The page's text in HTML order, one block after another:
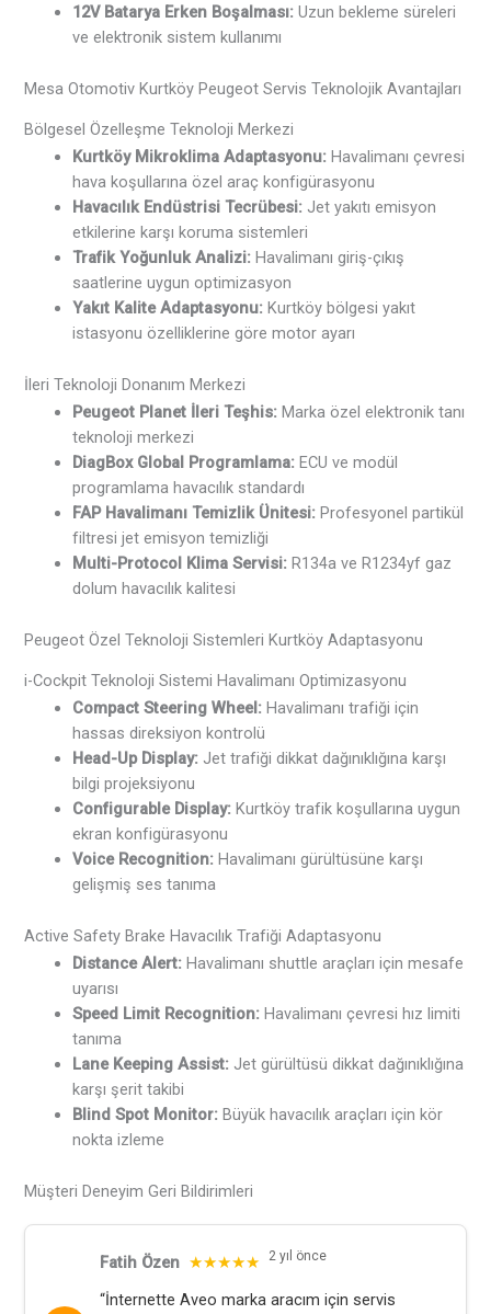
12V Batarya Erken Boşalması: Uzun bekleme süreleri
ve elektronik sistem kullanımı
Mesa Otomotiv Kurtköy Peugeot Servis Teknolojik Avantajları
Bölgesel Özelleşme Teknoloji Merkezi
Kurtköy Mikroklima Adaptasyonu: Havalimanı çevresi
hava koşullarına özel araç konfigürasyonu
Havacılık Endüstrisi Tecrübesi: Jet yakıtı emisyon
etkilerine karşı koruma sistemleri
Trafik Yoğunluk Analizi: Havalimanı giriş-çıkış
saatlerine uygun optimizasyon
Yakıt Kalite Adaptasyonu: Kurtköy bölgesi yakıt
istasyonu özelliklerine göre motor ayarı
İleri Teknoloji Donanım Merkezi
Peugeot Planet İleri Teşhis: Marka özel elektronik tanı
teknoloji merkezi
DiagBox Global Programlama: ECU ve modül
programlama havacılık standardı
FAP Havalimanı Temizlik Ünitesi: Profesyonel partikül
filtresi jet emisyon temizliği
Multi-Protocol Klima Servisi: R134a ve R1234yf gaz
dolum havacılık kalitesi
Peugeot Özel Teknoloji Sistemleri Kurtköy Adaptasyonu
i-Cockpit Teknoloji Sistemi Havalimanı Optimizasyonu
Compact Steering Wheel: Havalimanı trafiği için
hassas direksiyon kontrolü
Head-Up Display: Jet trafiği dikkat dağınıklığına karşı
bilgi projeksiyonu
Configurable Display: Kurtköy trafik koşullarına uygun
ekran konfigürasyonu
Voice Recognition: Havalimanı gürültüsüne karşı
gelişmiş ses tanıma
Active Safety Brake Havacılık Trafiği Adaptasyonu
Distance Alert: Havalimanı shuttle araçları için mesafe
uyarısı
Speed Limit Recognition: Havalimanı çevresi hız limiti
tanıma
Lane Keeping Assist: Jet gürültüsü dikkat dağınıklığına
karşı şerit takibi
Blind Spot Monitor: Büyük havacılık araçları için kör
nokta izleme
Müşteri Deneyim Geri Bildirimleri
Fatih Özen ★★★★★ 2 yıl önce
“İnternette Aveo marka aracım için servis